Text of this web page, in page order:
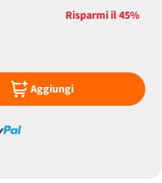
Risparmi il45%
Aggiungi